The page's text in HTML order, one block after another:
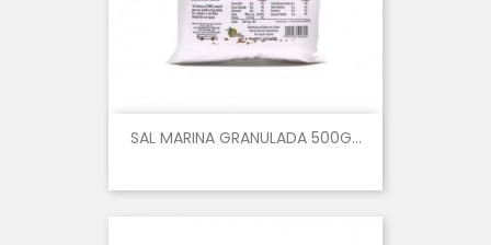
SAL MARINA GRANULADA 500G...